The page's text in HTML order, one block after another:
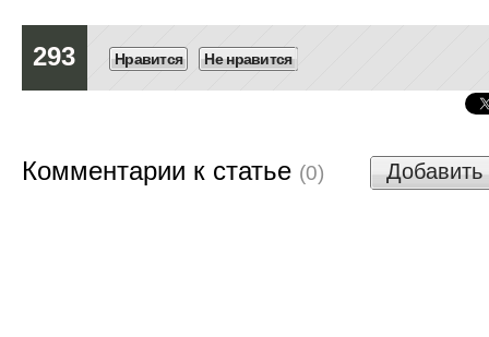
293 Нравится Не нравится
Комментарии к статье (0)